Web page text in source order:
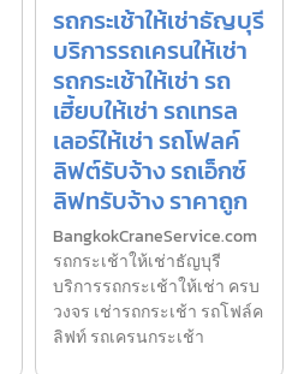
รถกระเช้าให้เช่าธัญบุรี
บริการรถเครนให้เช่า
รถกระเช้าให้เช่า รถ
เฮี้ยบให้เช่า รถเทรล
เลอร์ให้เช่า รถโฟลค์
ลิฟต์รับจ้าง รถเอ็กซ์
ลิฟทรับจ้าง ราคาถูก
BangkokCraneService.com
รถกระเช้าให้เช่าธัญบุรี
บริการรถกระเช้าให้เช่า ครบ
วงจร เช่ารถกระเช้า รถโฟล์ค
ลิฟท์ รถเครนกระเช้า